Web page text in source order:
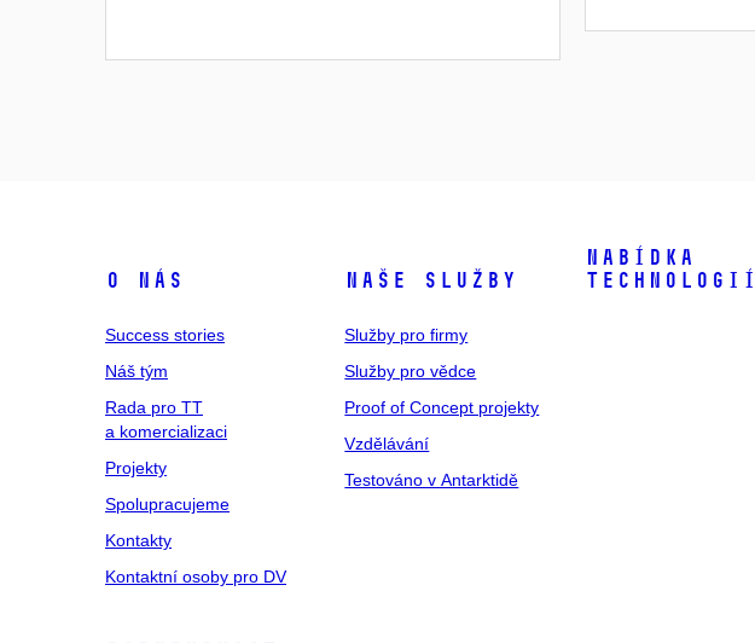
O nás
Success stories
Náš tým
Rada pro TT
a komercializaci
Projekty
Spolupracujeme
Kontakty
Kontaktní osoby pro DV
Naše služby
Služby pro firmy
Služby pro vědce
Proof of Concept projekty
Vzdělávání
Testováno v Antarktidě
Nabídka
technologií